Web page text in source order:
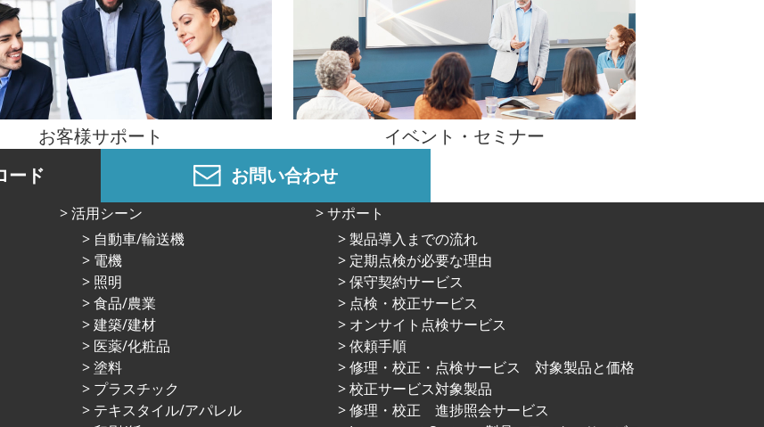
お客様サポート イベント・ セミナー
ード
お問い合わせ
活⽤シーン
⾃動⾞/輸送機
電機
照明
⾷品/農業
建築/建材
医薬/化粧品
塗料
プラスチック
テキスタイル/アパレル
サポート
製品導入までの流れ
定期点検が必要な理由
保守契約サービス
点検・校正サービス
オンサイト点検サービス
依頼手順
修理・校正・点検サービス 対象製品と価格
校正サービス対象製品
修理・校正 進捗照会サービス